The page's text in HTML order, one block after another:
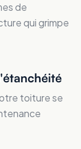
de
qui grimpe
toiture se